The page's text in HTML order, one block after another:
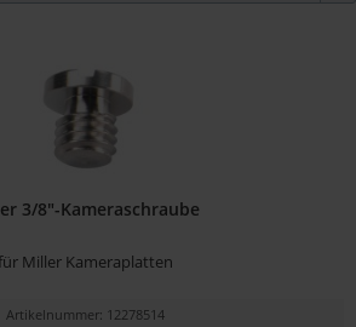
3/8"-Kameraschraube
Miller Kameraplatten
Artikelnummer: 12278514